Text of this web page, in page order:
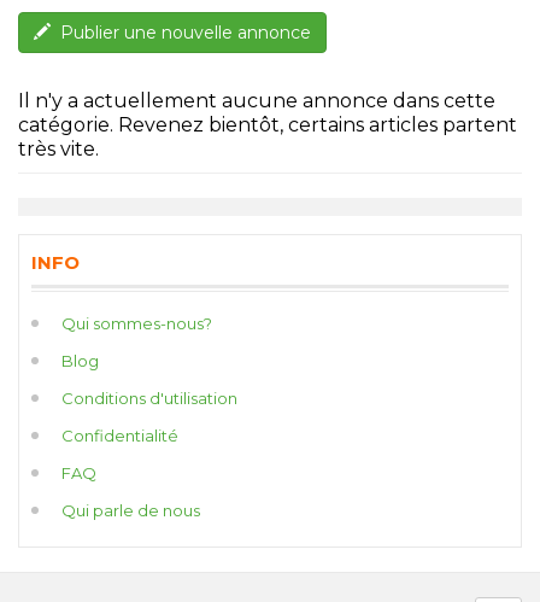
Publier une nouvelle annonce
Il n'y a actuellement aucune annonce dans cette
catégorie. Revenez bientôt, certains articles partent
très vite.
INFO
Qui sommes-nous?
Blog
Conditions d'utilisation
Confidentialité
FAQ
Qui parle de nous